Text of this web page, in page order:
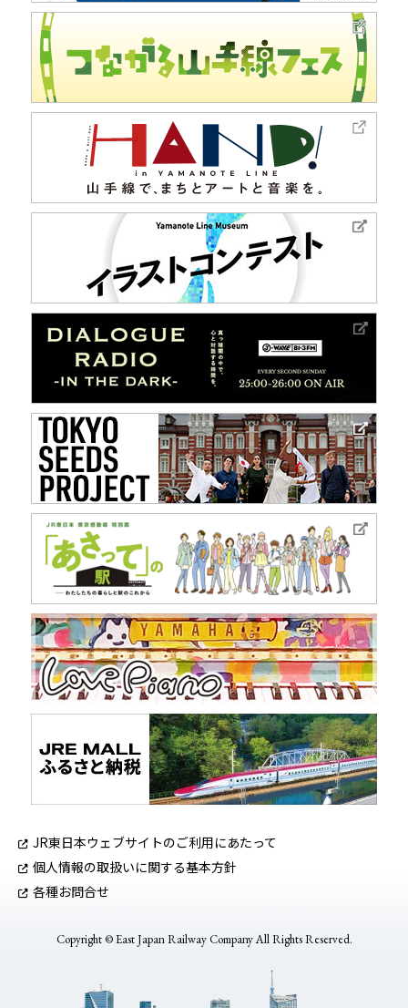
JR東日本ウェブサイトのご利用にあたって
個人情報の取扱いに関する基本方針
各種お問合せ
Copyright © East Japan Railway Company All Rights Reserved.